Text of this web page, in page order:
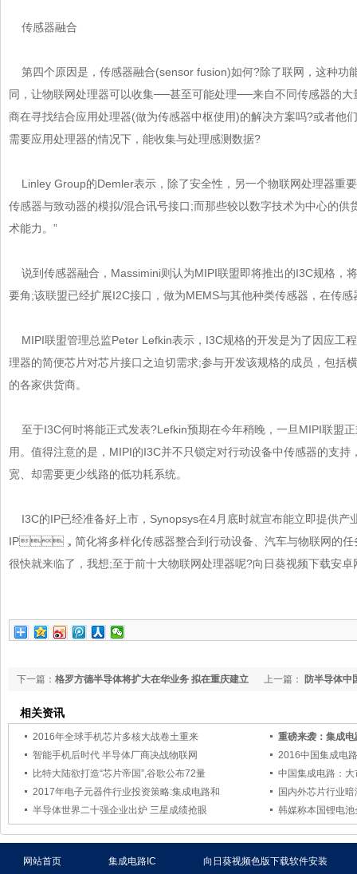
传感器融合
第四个原因是，传感器融合(sensor fusion)如何?除了联网，这种
同，让物联网处理器可以收集──甚至可能处理──来自不同传感器的大量数
商在寻找结合应用处理器(做为传感器中枢使用)的解决方案吗?或者他
需要应用处理器的情况下，能收集与处理感测数据?
Linley Group的Demler表示，除了安全性，另一个物联网处理器重
传感器与致动器的模拟/混合讯号接口;而那些较以数字技术为中心的供货
术能力。”
说到传感器融合，Massimini则认为MIPI联盟即将推出的I3C规格
要角;该联盟已经扩展I2C接口，做为MEMS与其他种类传感器，在传感
MIPI联盟管理总监Peter Lefkin表示，I3C规格的开发是为了因应工
理器的简便芯片对芯片接口之迫切需求;参与开发该规格的成员，包
的各家供货商。
至于I3C何时将能正式发表?Lefkin预期在今年稍晚，一旦MIPI联盟正
用。值得注意的是，MIPI的I3C并不只锁定对行动设备中传感器的支持
宽、却需要更少线路的低功耗系统。
I3C的IP已经准备好上市，Synopsys在4月底时就宣布能立即提供
IP，简化将多样化传感器整合到行动设备、汽车与物联网的任务
很快就来临了，我想;至于前十大物联网处理器呢?向日葵视频下载安
上一篇： 防半导体中
下一篇： 格罗方德半导体将扩大在华业务 拟在重庆建立
相关资讯
2016年全球手机芯片多核大战卷土重来
重磅来袭：集
智能手机后时代 半导体厂商决战物联网
2016中国集成电
比特大陆欲打造“芯片帝国”,谷歌公布72量
中国集成电路：
2017年电子元器件行业投资策略:集成电路和
国内外芯片行业暗
半导体世界二十强企业出炉 三星成绩抢眼
韩媒称本国锂电
网站首页 集成电路IC 向日葵视频色版下载软件安装